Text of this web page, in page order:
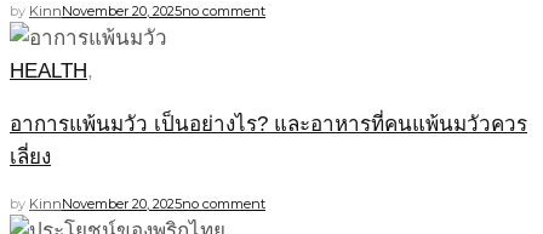
by KinnNovember 20, 2025no comment
HEALTH,
อาการแพ้นมวัว เป็นอย่างไร? และอาหารที่คนแพ้นมวัวควร
เลี่ยง
by KinnNovember 20, 2025no comment